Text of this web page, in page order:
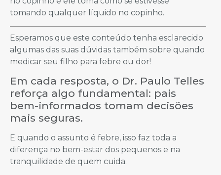
tomando qualquer líquido no copinho.
Esperamos que este conteúdo tenha esclarecido
algumas das suas dúvidas também sobre quando
medicar seu filho para febre ou dor!
Em cada resposta, o Dr. Paulo Telles
reforça algo fundamental: pais
bem-informados tomam decisões
mais seguras.
E quando o assunto é febre, isso faz toda a
diferença no bem-estar dos pequenos e na
tranquilidade de quem cuida.